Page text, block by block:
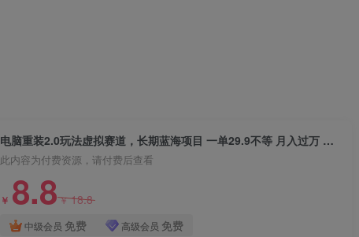
电脑重装2.0玩法虚拟赛道，长期蓝海项目 一单29.9不等 月入过万 小白可操作
此内容为付费资源，请付费后查看
￥ 8.8￥18.8
中级会员 免费 高级会员 免费